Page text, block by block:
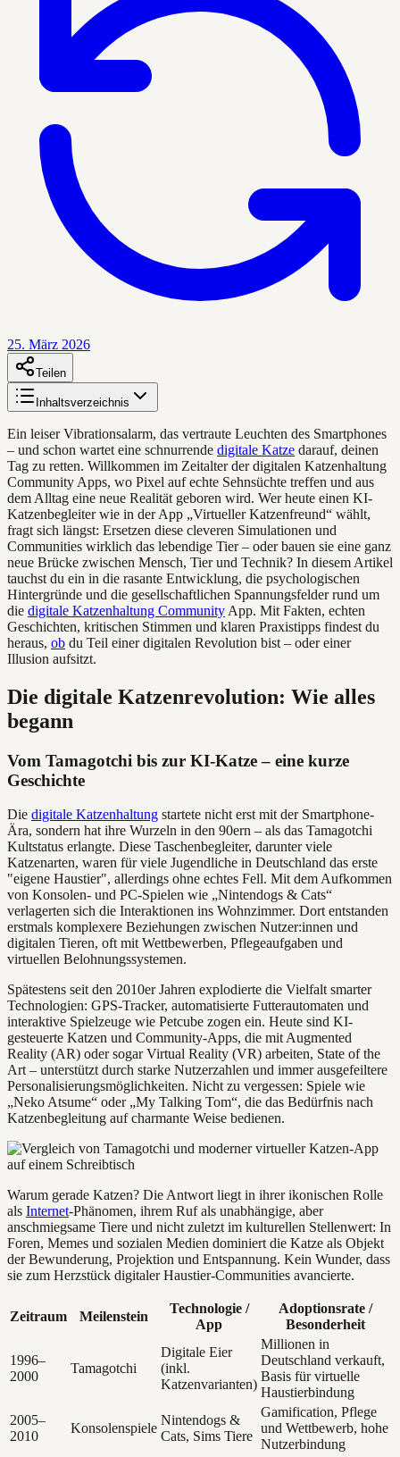
25. März 2026
Teilen
Inhaltsverzeichnis
Ein leiser Vibrationsalarm, das vertraute Leuchten des Smartphones
– und schon wartet eine schnurrende digitale Katze darauf, deinen
Tag zu retten. Willkommen im Zeitalter der digitalen Katzenhaltung
Community Apps, wo Pixel auf echte Sehnsüchte treffen und aus
dem Alltag eine neue Realität geboren wird. Wer heute einen KI-
Katzenbegleiter wie in der App „Virtueller Katzenfreund“ wählt,
fragt sich längst: Ersetzen diese cleveren Simulationen und
Communities wirklich das lebendige Tier – oder bauen sie eine ganz
neue Brücke zwischen Mensch, Tier und Technik? In diesem Artikel
tauchst du ein in die rasante Entwicklung, die psychologischen
Hintergründe und die gesellschaftlichen Spannungsfelder rund um
die digitale Katzenhaltung Community App. Mit Fakten, echten
Geschichten, kritischen Stimmen und klaren Praxistipps findest du
heraus, ob du Teil einer digitalen Revolution bist – oder einer
Illusion aufsitzt.
Die digitale Katzenrevolution: Wie alles
begann
Vom Tamagotchi bis zur KI-Katze – eine kurze
Geschichte
Die digitale Katzenhaltung startete nicht erst mit der Smartphone-
Ära, sondern hat ihre Wurzeln in den 90ern – als das Tamagotchi
Kultstatus erlangte. Diese Taschenbegleiter, darunter viele
Katzenarten, waren für viele Jugendliche in Deutschland das erste
"eigene Haustier", allerdings ohne echtes Fell. Mit dem Aufkommen
von Konsolen- und PC-Spielen wie „Nintendogs & Cats“
verlagerten sich die Interaktionen ins Wohnzimmer. Dort entstanden
erstmals komplexere Beziehungen zwischen Nutzer:innen und
digitalen Tieren, oft mit Wettbewerben, Pflegeaufgaben und
virtuellen Belohnungssystemen.
Spätestens seit den 2010er Jahren explodierte die Vielfalt smarter
Technologien: GPS-Tracker, automatisierte Futterautomaten und
interaktive Spielzeuge wie Petcube zogen ein. Heute sind KI-
gesteuerte Katzen und Community-Apps, die mit Augmented
Reality (AR) oder sogar Virtual Reality (VR) arbeiten, State of the
Art – unterstützt durch starke Nutzerzahlen und immer ausgefeiltere
Personalisierungsmöglichkeiten. Nicht zu vergessen: Spiele wie
„Neko Atsume“ oder „My Talking Tom“, die das Bedürfnis nach
Katzenbegleitung auf charmante Weise bedienen.
Warum gerade Katzen? Die Antwort liegt in ihrer ikonischen Rolle
als Internet-Phänomen, ihrem Ruf als unabhängige, aber
anschmiegsame Tiere und nicht zuletzt im kulturellen Stellenwert: In
Foren, Memes und sozialen Medien dominiert die Katze als Objekt
der Bewunderung, Projektion und Entspannung. Kein Wunder, dass
sie zum Herzstück digitaler Haustier-Communities avancierte.
Zeitraum Meilenstein
Technologie /
App
Adoptionsrate /
Besonderheit
1996–
2000
Tamagotchi
Digitale Eier
(inkl.
Katzenvarianten)
Millionen in
Deutschland verkauft,
Basis für virtuelle
Haustierbindung
2005–
2010
Konsolenspiele
Nintendogs &
Cats, Sims Tiere
Gamification, Pflege
und Wettbewerb, hohe
Nutzerbindung